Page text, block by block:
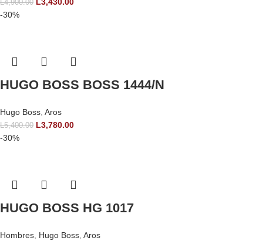
L4,900.00
-30%
HUGO BOSS BOSS 1444/N
Hugo Boss Aros
L5,400.00 L3,780.00
-30%
HUGO BOSS HG 1017
Hombres Hugo Boss Aros